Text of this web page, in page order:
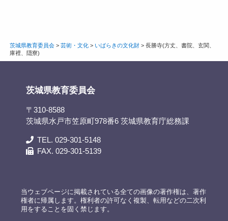
茨城県教育委員会> 芸術・文化> いばらきの文化財> 長勝寺(方丈、書院、玄関、
庫裡、隠寮)
茨城県教育委員会
〒310-8588
茨城県水戸市笠原町978番6 茨城県教育庁総務課
TEL. 029-301-5148
FAX. 029-301-5139
当ウェブページに掲載されている全ての画像の著作権は、著作
権者に帰属します。権利者の許可なく複製、転用などの二次利
用をすることを固く禁じます。